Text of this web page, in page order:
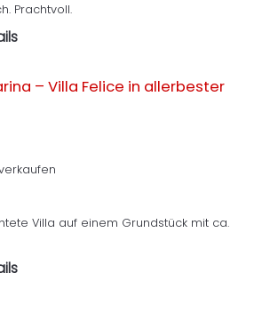
Prachtvoll.
– Villa Felice in allerbester
Villa auf einem Grundstück mit ca.